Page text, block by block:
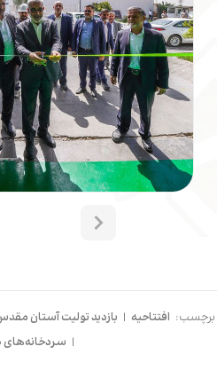
برچسب: افتتاحیه | بازدید تولیت آستان
|